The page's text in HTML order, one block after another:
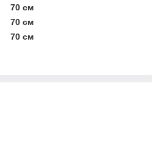
70 см
70 см
70 см